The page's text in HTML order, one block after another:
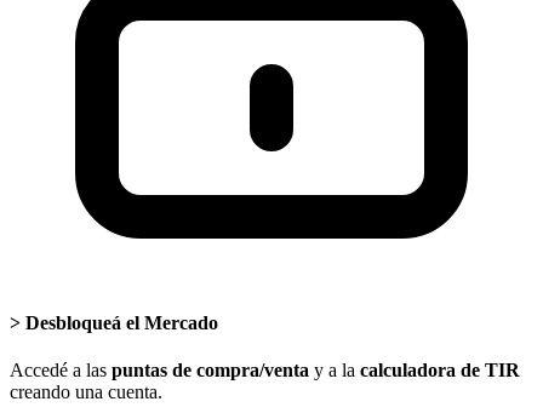
> Desbloqueá el Mercado
Accedé a las puntas de compra/venta y a la calculadora de TIR
creando una cuenta.